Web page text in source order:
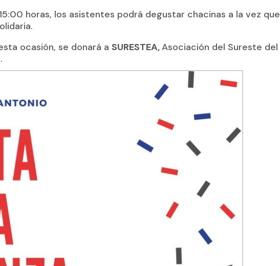
horas, los asistentes podrá degustar chacinas a la vez que
ocasión, se donará aSURESTEA,Asociación del Sureste del